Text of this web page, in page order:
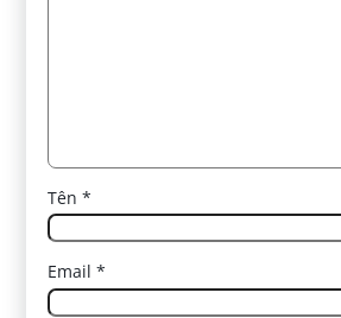
Tên*
Email*